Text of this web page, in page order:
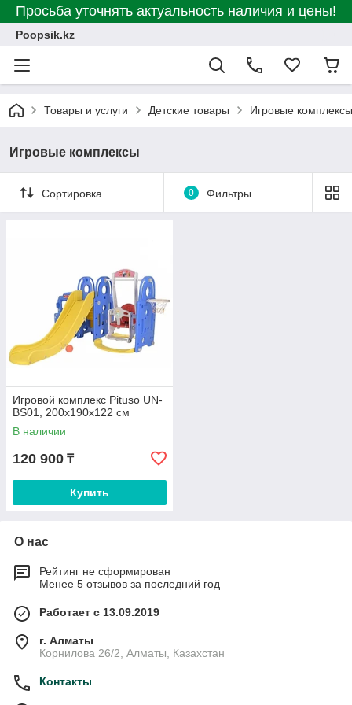
Просьба уточнять актуальность наличия и цены!
Poopsik.kz
Товары и услуги Детские товары Игровые комплексы
Игровые комплексы
Сортировка 0 Фильтры
Игровой комплекс Pituso UN-
BS01, 200x190x122 см
В наличии
120 900 ₸
Купить
О нас
Рейтинг не сформирован
Менее 5 отзывов за последний год
Работает с 13.09.2019
г. Алматы
Корнилова 26/2, Алматы, Казахстан
Контакты